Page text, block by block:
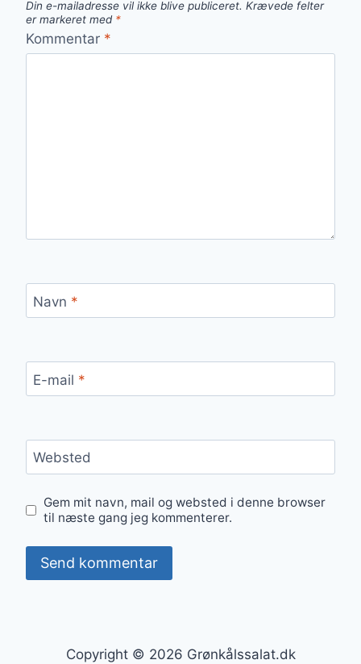
Din e-mailadresse vil ikke blive publiceret. Krævede felter
er markeret med *
Kommentar *
Navn *
E-mail *
Websted
Gem mit navn, mail og websted i denne browser
til næste gang jeg kommenterer.
Copyright © 2026 Grønkålssalat.dk